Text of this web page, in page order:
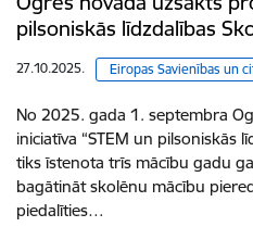
pilsoniskās līdzdalības
27.10.2025. Eiropas Savienības un
No 2025. gada 1. septembra
iniciatīva “STEM un pilsoniskās
tiks īstenota trīs mācību gadu
bagātināt skolēnu mācību
piedalīties…